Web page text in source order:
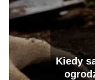
Kiedy